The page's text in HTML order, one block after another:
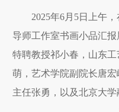
2025年6月5日上午
导师工作室书画小品汇
特聘教授祁小春，山东
萌，艺术学院副院长唐
主任张勇，以及北京大